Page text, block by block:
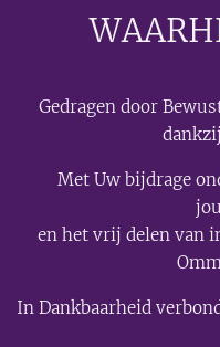
Gedragen door
Met Uw bijdrage
en het vrij delen van
In Dankbaarheid